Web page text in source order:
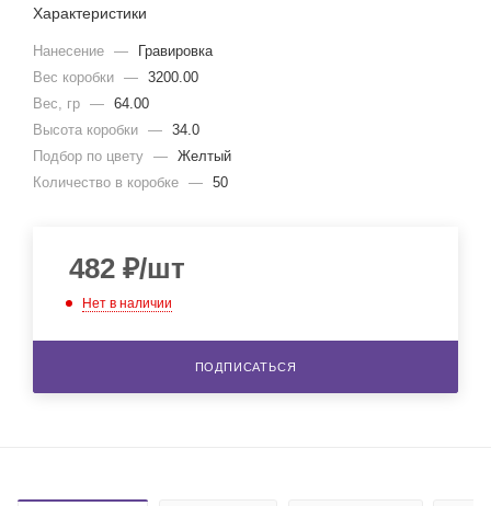
Характеристики
Нанесение —
Гравировка
Вес коробки — 3200.00
Вес, гр — 64.00
Высота коробки — 34.0
Подбор по цвету — Желтый
Количество в коробке — 50
482 ₽/шт
Нет в наличии
ПОДПИСАТЬСЯ